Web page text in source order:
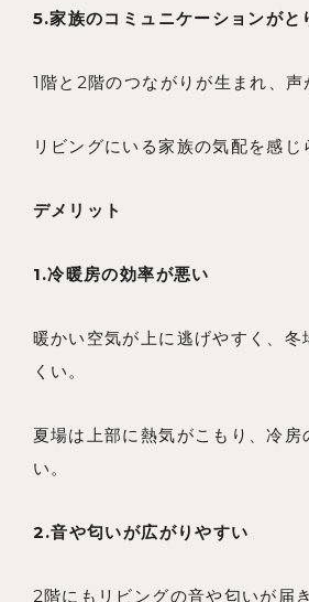
5.家族のコミュニケーションがと
1階と2階のつながりが生まれ、声
リビングにいる家族の気配を感じ
デメリット
1.冷暖房の効率が悪い
暖かい空気が上に逃げやすく、冬
くい。
夏場は上部に熱気がこもり、冷房
い。
2.音や匂いが広がりやすい
2階にもリビングの音や匂いが届